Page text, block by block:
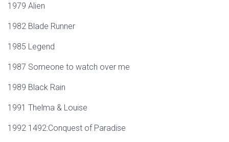
1979 Alien
1982 Blade Runner
1985 Legend
1987 Someone to watch over me
1989 Black Rain
1991 Thelma & Louise
1992 1492:Conquest of Paradise